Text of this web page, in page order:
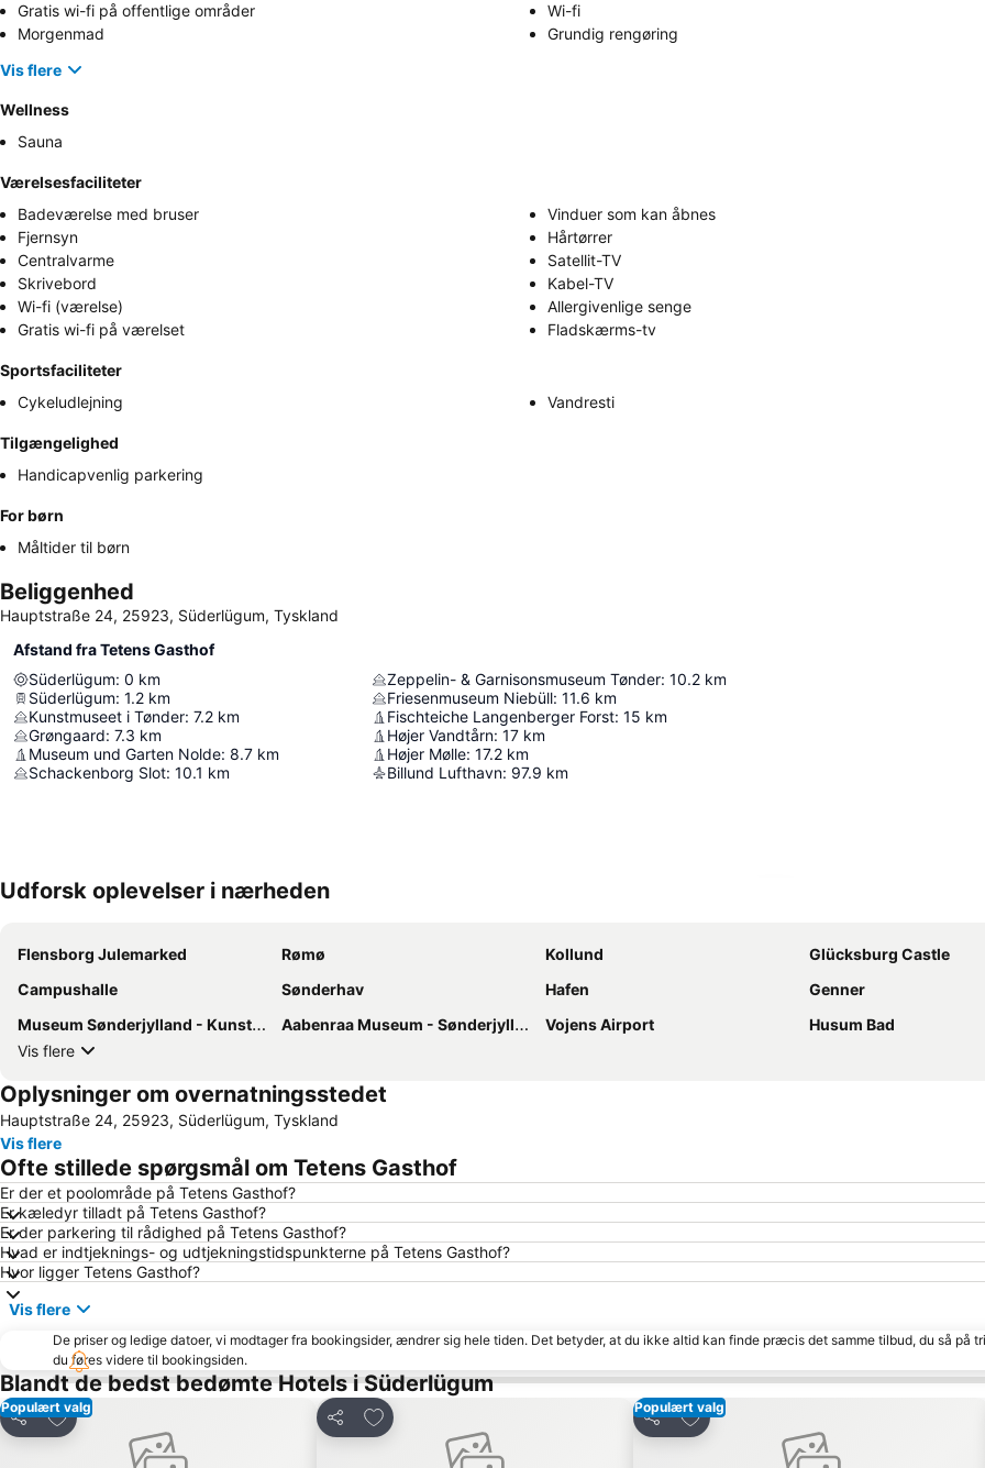
Gratis wi-fi på offentlige områder
Wi-fi
Morgenmad
Grundig rengøring
Vis flere
Wellness
Sauna
Værelsesfaciliteter
Badeværelse med bruser
Vinduer som kan åbnes
Fjernsyn
Hårtørrer
Centralvarme
Satellit-TV
Skrivebord
Kabel-TV
Wi-fi (værelse)
Allergivenlige senge
Gratis wi-fi på værelset
Fladskærms-tv
Sportsfaciliteter
Cykeludlejning
Vandresti
Tilgængelighed
Handicapvenlig parkering
For børn
Måltider til børn
Beliggenhed
Hauptstraße 24, 25923, Süderlügum, Tyskland
Afstand fra Tetens Gasthof
Süderlügum: 0 km
Süderlügum: 1.2 km
Kunstmuseet i Tønder: 7.2 km
Grøngaard: 7.3 km
Museum und Garten Nolde: 8.7 km
Schackenborg Slot: 10.1 km
Zeppelin- & Garnisonsmuseum Tønder: 10.2 km
Friesenmuseum Niebüll: 11.6 km
Fischteiche Langenberger Forst: 15 km
Højer Vandtårn: 17 km
Højer Mølle: 17.2 km
Billund Lufthavn: 97.9 km
Udforsk oplevelser i nærheden
Flensborg Julemarked Rømø Kollund
Glücksburg Castle
Campushalle
Sønderhav Hafen
Genner
Museum Sønderjylland - Kunstmuseet i Tønder
Aabenraa Museum - Sønderjyllands Søfartsmuseum Vojens Airport
Husum Bad
Vis flere
Oplysninger om overnatningsstedet
Hauptstraße 24, 25923, Süderlügum, Tyskland
Vis flere
Ofte stillede spørgsmål om Tetens Gasthof
Er der et poolområde på Tetens Gasthof?
Er kæledyr tilladt på Tetens Gasthof?
Er der parkering til rådighed på Tetens Gasthof?
Hvad er indtjeknings- og udtjekningstidspunkterne på Tetens Gasthof?
Hvor ligger Tetens Gasthof?
Vis flere
De priser og ledige datoer, vi modtager fra bookingsider, ændrer sig hele tiden. Det betyder, at du ikke altid kan finde præcis det samme tilbud, du så på
du føres videre til bookingsiden.
Blandt de bedst bedømte Hotels i Süderlügum
Populært valg
Del
Føj til favoritter
Del
Føj til favoritter Populært valg
Del
Føj til favoritter